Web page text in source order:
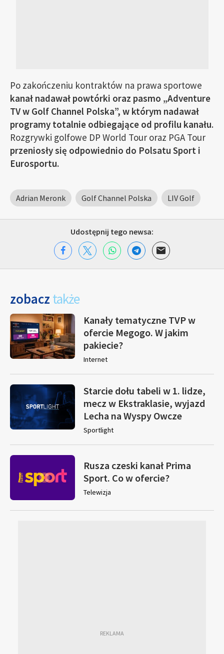
Po zakończeniu kontraktów na prawa sportowe
kanał nadawał powtórki oraz pasmo „Adventure
TV w Golf Channel Polska”, w którym nadawał
programy totalnie odbiegające od profilu kanału.
Rozgrywki golfowe DP World Tour oraz PGA Tour
przeniosły się odpowiednio do Polsatu Sport i
Eurosportu.
Adrian Meronk Golf Channel Polska LIV Golf
Udostępnij tego newsa:
zobacz także
Kanały tematyczne TVP w
ofercie Megogo. W jakim
pakiecie?
Internet
Starcie dołu tabeli w 1. lidze,
mecz w Ekstraklasie, wyjazd
Lecha na Wyspy Owcze
Sportlight
Rusza czeski kanał Prima
Sport. Co w ofercie?
Telewizja